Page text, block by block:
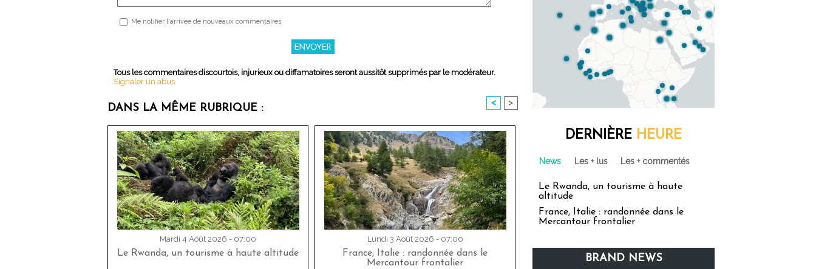
Me notifier l'arrivée de nouveaux commentaires
Tous les commentaires discourtois, injurieux ou diffamatoires seront aussitôt supprimés par le modérateur.
Signaler un abus
DANS LA MÊME RUBRIQUE : < >
Mardi 4 Août 2026 - 07:00
Le Rwanda, un tourisme à haute altitude
Lundi 3 Août 2026 - 07:00
France, Italie : randonnée dans le
Mercantour frontalier
DERNIÈRE HEURE
News Les + lus Les + commentés
Le Rwanda, un tourisme à haute
altitude
France, Italie : randonnée dans le
Mercantour frontalier
BRAND NEWS